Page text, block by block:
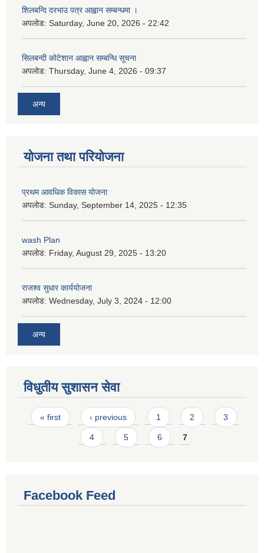
शिलबन्दि दरभाउ पत्र आह्वान सम्बन्धमा ।
अपलोड: Saturday, June 20, 2026 - 22:42
सिलबन्दी कोटेशान आह्वान सम्बन्धि सूचना
अपलोड: Thursday, June 4, 2026 - 09:37
अन्य
योजना तथा परियोजना
प्रथम आवधिक विकास योजना
अपलोड: Sunday, September 14, 2025 - 12:35
wash Plan
अपलोड: Friday, August 29, 2025 - 13:20
राजश्व सुधार कार्ययोजना
अपलोड: Wednesday, July 3, 2024 - 12:00
अन्य
विधुतीय सुशासन सेवा
Pages
« first ‹ previous 1 2 3
4 5 6 7
Facebook Feed